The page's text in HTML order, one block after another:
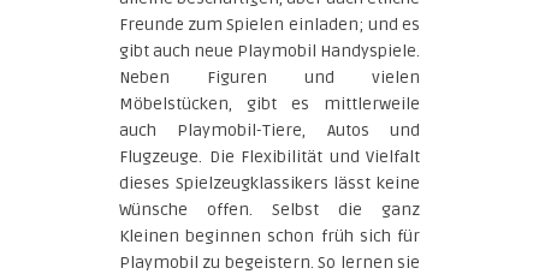
Freunde zum Spielen einladen; und es
gibt auch neue Playmobil Handyspiele.
Neben Figuren und vielen
Möbelstücken, gibt es mittlerweile
auch Playmobil-Tiere, Autos und
Flugzeuge. Die Flexibilität und Vielfalt
dieses Spielzeugklassikers lässt keine
Wünsche offen. Selbst die ganz
Kleinen beginnen schon früh sich für
Playmobil zu begeistern. So lernen sie